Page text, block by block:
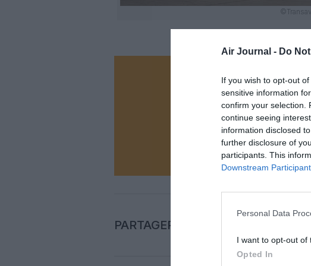
Air Journal - Do
If you wish to opt-out
sensitive information
confirm your selection.
continue seeing
information disclosed
further disclosure of
participants. This
Downstream
Personal Data
I want to opt-out of
Opted In
Vous avez
Soutenez-nous,
NOUS
PARTAGER L'ARTICLE